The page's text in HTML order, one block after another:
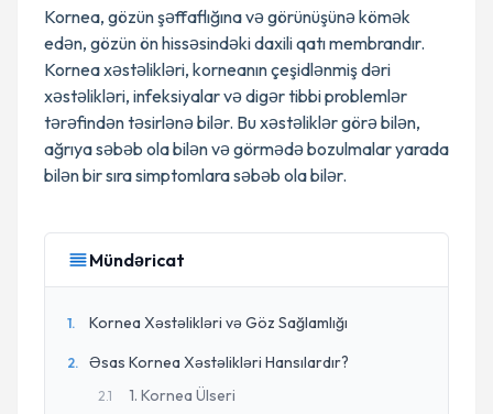
Kornea, gözün şəffaflığına və görünüşünə kömək
edən, gözün ön hissəsindəki daxili qatı membrandır.
Kornea xəstəlikləri, korneanın çeşidlənmiş dəri
xəstəlikləri, infeksiyalar və digər tibbi problemlər
tərəfindən təsirlənə bilər. Bu xəstəliklər görə bilən,
ağrıya səbəb ola bilən və görmədə bozulmalar yarada
bilən bir sıra simptomlara səbəb ola bilər.
Mündəricat
1. Kornea Xəstəlikləri və Göz Sağlamlığı
2. Əsas Kornea Xəstəlikləri Hansılardır?
2.1 1. Kornea Ülseri